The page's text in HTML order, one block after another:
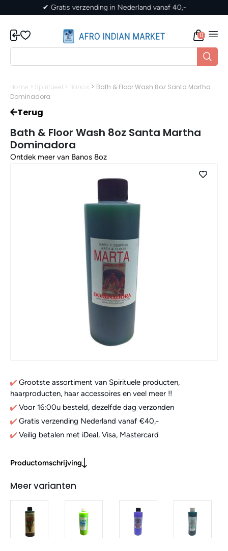
in Nederland vanaf 40,- ✔ Gratis verzending
0
Home > Spiritueel > Banos > Bath & Floor Wash 8oz Santa Martha
Dominadora
Terug
Bath & Floor Wash 8oz Santa Martha
Dominadora
Ontdek meer van Banos 8oz
Grootste assortiment van Spirituele producten,
haarproducten, haar accessoires en veel meer !!
Voor 16:00u besteld, dezelfde dag verzonden
Gratis verzending Nederland vanaf €40,-
Veilig betalen met iDeal, Visa, Mastercard
Productomschrijving
Meer varianten